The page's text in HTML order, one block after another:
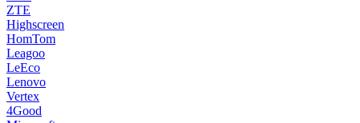
ZTE
Highscreen
HomTom
Leagoo
LeEco
Lenovo
Vertex
4Good